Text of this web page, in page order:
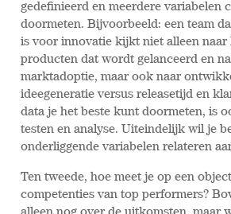
gedefinieerd en meerdere variabelen
doormeten. Bijvoorbeeld: een team
is voor innovatie kijkt niet alleen naar
producten dat wordt gelanceerd en
marktadoptie, maar ook naar
ideegeneratie versus releasetijd en
data je het beste kunt doormeten, is
testen en analyse. Uiteindelijk wil je
onderliggende variabelen relateren
Ten tweede, hoe meet je op een
competenties van top performers?